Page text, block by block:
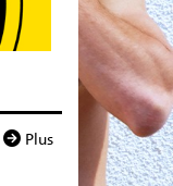
Plus